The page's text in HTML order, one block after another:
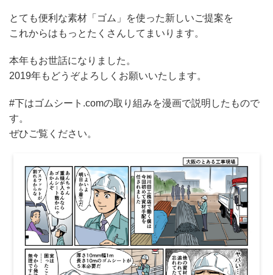
とても便利な素材「ゴム」を使った新しいご提案を
これからはもっとたくさんしてまいります。
本年もお世話になりました。
2019年もどうぞよろしくお願いいたします。
#下はゴムシート.comの取り組みを漫画で説明したもので
す。
ぜひご覧ください。